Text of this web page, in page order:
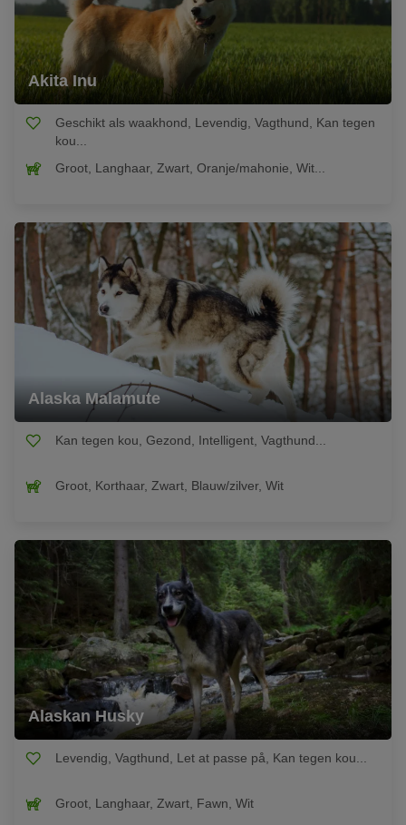
Akita Inu
Geschikt als waakhond, Levendig, Vagthund, Kan tegen
kou...
Groot, Langhaar, Zwart, Oranje/mahonie, Wit...
Alaska Malamute
Kan tegen kou, Gezond, Intelligent, Vagthund...
Groot, Korthaar, Zwart, Blauw/zilver, Wit
Alaskan Husky
Levendig, Vagthund, Let at passe på, Kan tegen kou...
Groot, Langhaar, Zwart, Fawn, Wit